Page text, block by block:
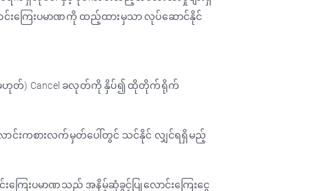
င်းကြေးပမာဏကို ထည့်ထားမှသာ လုပ်ဆောင်နိုင်
သို့မဟုတ်) Cancel ခလုတ်ကို နှိပ်၍ ထိုတိုက်ရိုက်
းကစားလက်မှတ်ပေါ်တွင် သင်နိုင် လျှင်ရရှိမည့်
ကြေးပမာဏသည် အနိမ့်ဆုံခွင့်ပြုလောင်းကြေးငွေ